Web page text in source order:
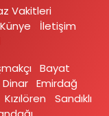
Vakitleri
Künye
İletişim
Bayat
Dinar Emirdağ‎
Kızılören‎
Sandıklı‎